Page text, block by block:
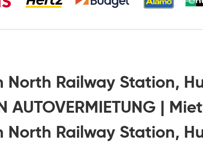
North Railway Station,
AUTOVERMIETUNG |
North Railway Station,